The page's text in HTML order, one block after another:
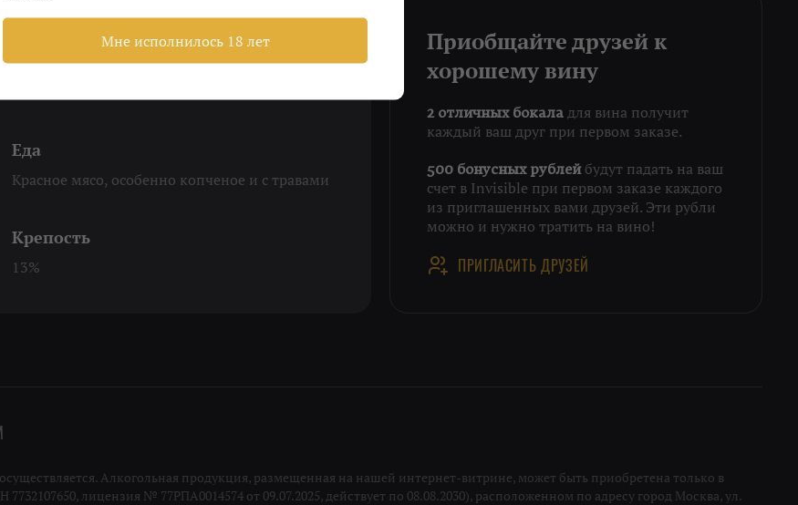
с розмарином и предчувствием стейка.
но в то же время кокетливые вишни.
диван, то плодотворно, с книгой, ну или
Еда
Красное мясо, особенно копченое и с травами
Крепость
13%
Приобщайте друзей к
хорошему вину
2 отличных бокала для вина получит
каждый ваш друг при первом заказе.
500 бонусных рублейбудут падать на ваш
счет в Invisible при первом заказе каждого
из приглашенных вами друзей. Эти рубли
можно и нужно тратить на вино!
ПРИГЛАСИТЬ ДРУЗЕЙ
Алкогольная продукция, размещенная на нашей интернет-витрине, может быть приобретена только в
лицензия № 77РПА0014574 от 09.07.2025, действует по 08.08.2030), расположенном по адресу город Москва, ул.
Мне исполнилось 18 лет